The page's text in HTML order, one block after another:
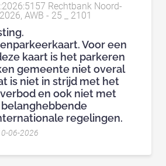
Rechtbank Noord-
AWB - 25 _ 2101
Voor een
kaart is het parkeren
gemeente niet overal
is niet in strijd met het
en ook niet met
regelingen.
06-2026